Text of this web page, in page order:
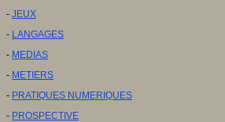
- JEUX
- LANGAGES
- MEDIAS
- METIERS
- PRATIQUES NUMERIQUES
- PROSPECTIVE